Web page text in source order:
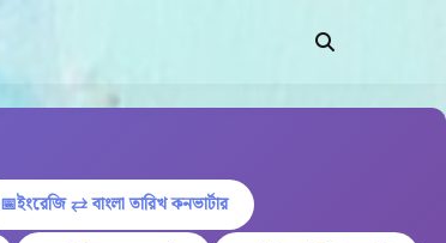
📅ইংরেজি ⇄ বাংলা তারিখ কনভার্টার